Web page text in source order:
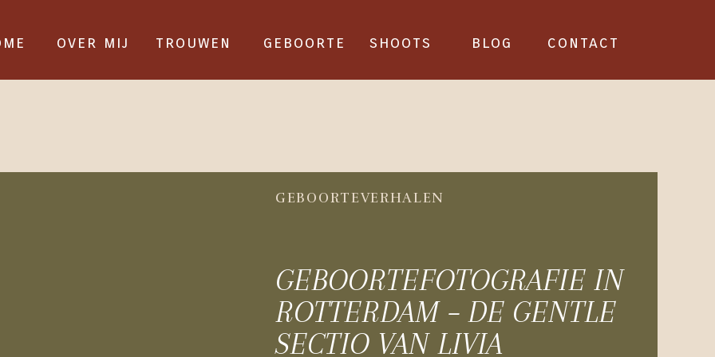
over mij trouwen geboorte shoots blog contact
GEBOORTEFOTOGRAFIE IN
ROTTERDAM – DE GENTLE
SECTIO VAN LIVIA
GEBOORTEVERHALEN